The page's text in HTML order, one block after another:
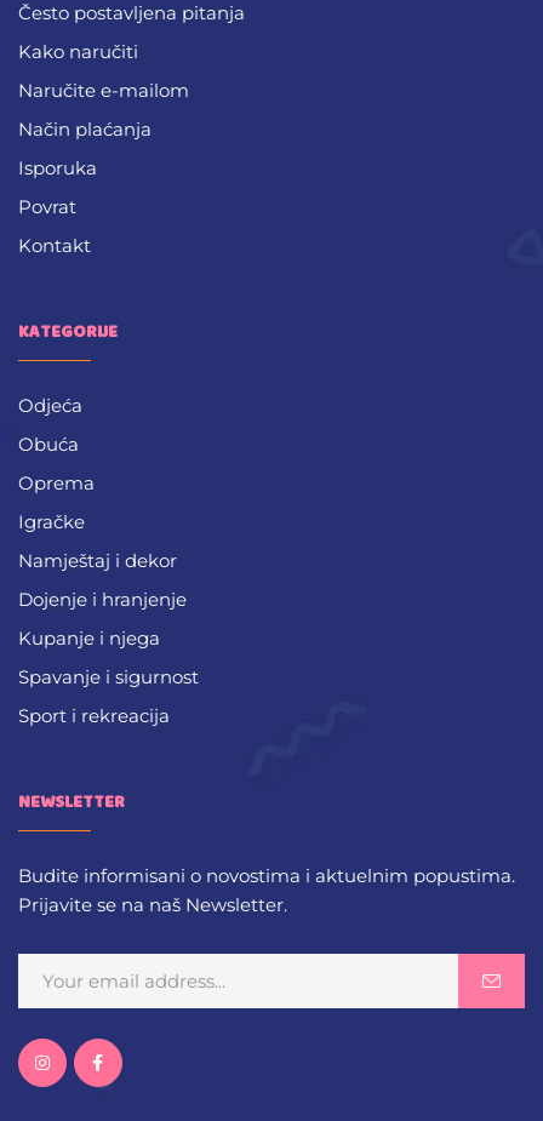
Često postavljena pitanja
Kako naručiti
Naručite e-mailom
Način plaćanja
Isporuka
Povrat
Kontakt
KATEGORIJE
Odjeća
Obuća
Oprema
Igračke
Namještaj i dekor
Dojenje i hranjenje
Kupanje i njega
Spavanje i sigurnost
Sport i rekreacija
NEWSLETTER
Budite informisani o novostima i aktuelnim popustima.
Prijavite se na naš Newsletter.